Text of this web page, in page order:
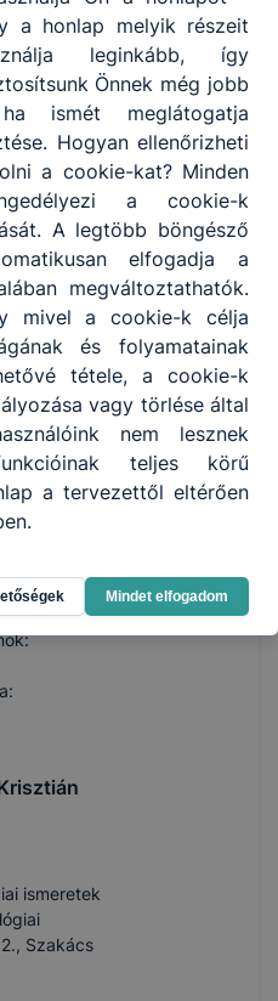
995
Róbert
ismeretek
ismeretek
995
ismeretek
Szakács
a honlap melyik részeit
leginkább, így
Önnek még jobb
ismét meglátogatja
Hogyan ellenőrizheti
a cookie-kat? Minden
a cookie-k
A legtöbb böngésző
elfogadja a
megváltoztathatók.
mivel a cookie-k célja
és folyamatainak
tétele, a cookie-k
vagy törlése által
nem lesznek
teljes körű
a tervezettől eltérően
Mindet elfogadom